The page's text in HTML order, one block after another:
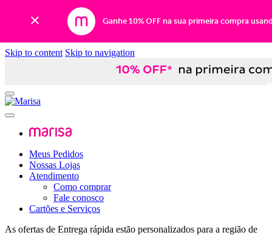
Ganhe 10% OFF na sua primeira compra
Skip to content Skip to navigation
Meus Pedidos
Nossas Lojas
Atendimento
Como comprar
Fale conosco
Cartões e Serviços
As ofertas de Entrega rápida estão personalizados para a região de